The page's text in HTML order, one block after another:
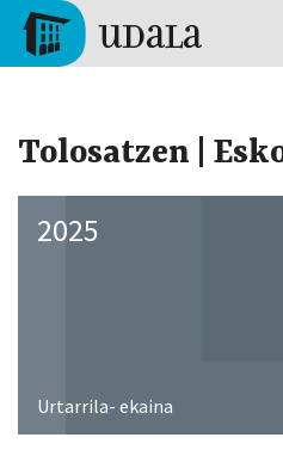
Skip to main content
Tolosatzen |
2025
Urtarrila- ekaina